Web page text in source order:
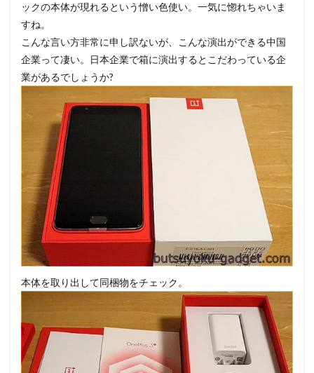
ックの本体が現れるという憎い色使い。一気に惚れちゃいま
すね。
こんな言い方非常に申し訳ないが、こんな演出ができる中国
企業って凄い。日本企業で箱に演出するとこだわっている企
業があるでしょうか?
本体を取り出して同梱物をチェック。